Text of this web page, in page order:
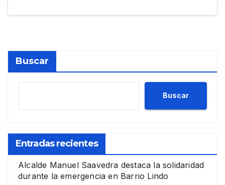
Buscar
Buscar
Entradas recientes
Alcalde Manuel Saavedra destaca la solidaridad
durante la emergencia en Barrio Lindo